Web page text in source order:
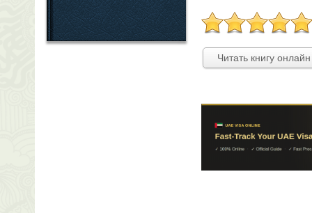
Читать книгу